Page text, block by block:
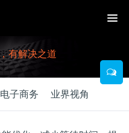
有解决之道
电子商务 业界视角